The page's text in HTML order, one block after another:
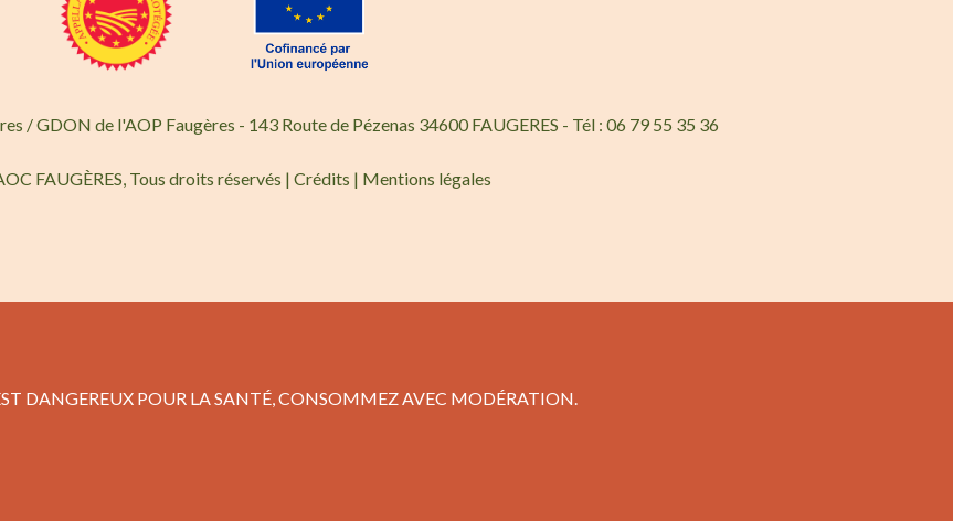
/ GDON de l'AOP Faugères - 143 Route de Pézenas 34600 FAUGERES - Tél : 06 79 55 35 36
FAUGÈRES, Tous droits réservés | Crédits | Mentions légales
DANGEREUX POUR LA SANTÉ, CONSOMMEZ AVEC MODÉRATION.